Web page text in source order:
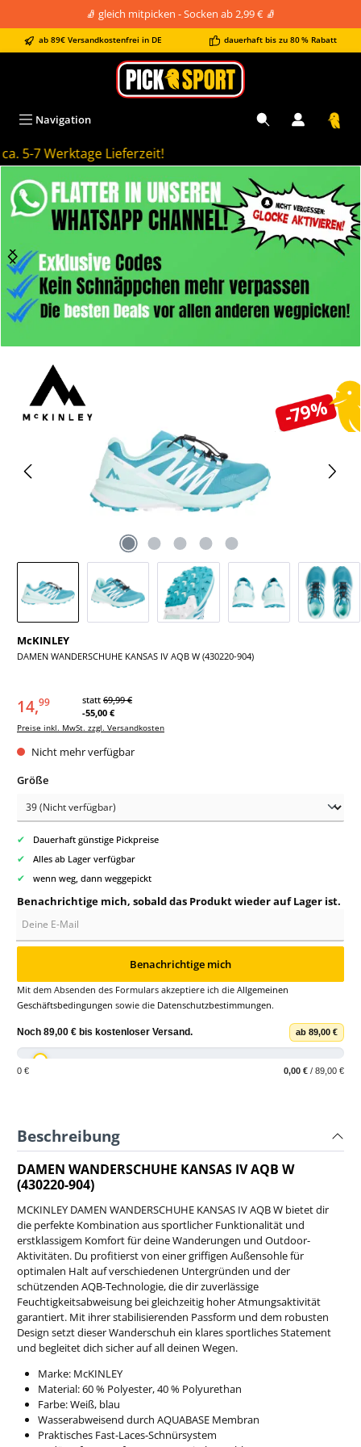
🧦 gleich mitpicken - Socken ab 2,99 € 🧦
ab 89€ Versandkostenfrei in DE dauerhaft bis zu 80 % Rabatt
5-7 Werktage Lieferzeit!
Navigation
-79%
Bildergalerie überspringen
McKINLEY
DAMEN WANDERSCHUHE KANSAS IV AQB W (430220-904)
14,99 statt 69,99 €
-55,00 €
Preise inkl. MwSt. zzgl. Versandkosten
Nicht mehr verfügbar
Größeauswählen
✔ Dauerhaft günstige Pickpreise
✔ Alles ab Lager verfügbar
✔ wenn weg, dann weggepickt
Benachrichtige mich, sobald das Produkt wieder auf Lager ist.
Benachrichtige mich
Mit dem Absenden des Formulars akzeptiere ich die Allgemeinen
Geschäftsbedingungen sowie die Datenschutzbestimmungen.
Noch 89,00 € bis kostenloser Versand. ab 89,00 €
0 € 0,00 € / 89,00 €
Beschreibung
DAMEN WANDERSCHUHE KANSAS IV AQB W
(430220-904)
MCKINLEY DAMEN WANDERSCHUHE KANSAS IV AQB W bietet dir
die perfekte Kombination aus sportlicher Funktionalität und
erstklassigem Komfort für deine Wanderungen und Outdoor-
Aktivitäten. Du profitierst von einer griffigen Außensohle für
optimalen Halt auf verschiedenen Untergründen und der
schützenden AQB-Technologie, die dir zuverlässige
Feuchtigkeitsabweisung bei gleichzeitig hoher Atmungsaktivität
garantiert. Mit ihrer stabilisierenden Passform und dem robusten
Design setzt dieser Wanderschuh ein klares sportliches Statement
und begleitet dich sicher auf all deinen Wegen.
Marke: McKINLEY
Material: 60 % Polyester, 40 % Polyurethan
Farbe: Weiß, blau
Wasserabweisend durch AQUABASE Membran
Praktisches Fast-Laces-Schnürsystem